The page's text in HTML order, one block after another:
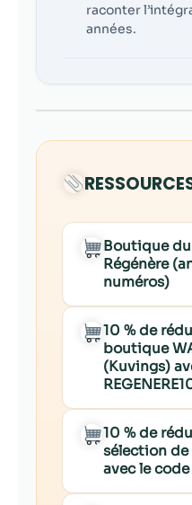
raconter
années.
Boutique
Régénère
numéros)
10 % de
boutique
(Kuvings)
10 % de
sélection
avec le code